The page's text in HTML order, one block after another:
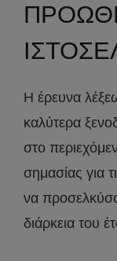
Η έρευνα
καλύτερα
στο
σημασίας για
να
διάρκεια του